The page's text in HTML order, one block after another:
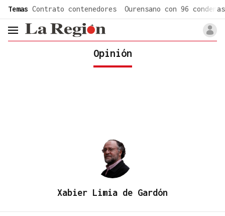
Temas Contrato contenedores Ourensano con 96 condenas
header.menu.open
Opinión
Xabier Limia de Gardón